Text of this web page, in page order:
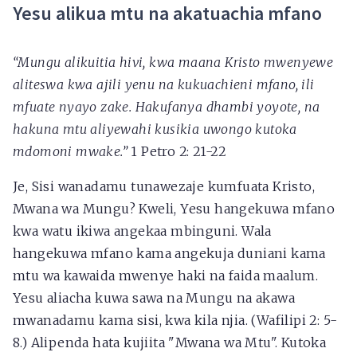
Yesu alikua mtu na akatuachia mfano
“Mungu alikuitia hivi, kwa maana Kristo mwenyewe
aliteswa kwa ajili yenu na kukuachieni mfano, ili
mfuate nyayo zake. Hakufanya dhambi yoyote, na
hakuna mtu aliyewahi kusikia uwongo kutoka
mdomoni mwake.”1 Petro 2: 21-22
Je, Sisi wanadamu tunawezaje kumfuata Kristo,
Mwana wa Mungu? Kweli, Yesu hangekuwa mfano
kwa watu ikiwa angekaa mbinguni. Wala
hangekuwa mfano kama angekuja duniani kama
mtu wa kawaida mwenye haki na faida maalum.
Yesu aliacha kuwa sawa na Mungu na akawa
mwanadamu kama sisi, kwa kila njia. (Wafilipi 2: 5-
8.) Alipenda hata kujiita "Mwana wa Mtu". Kutoka